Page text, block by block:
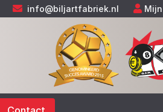
info@biljartfabriek.nl